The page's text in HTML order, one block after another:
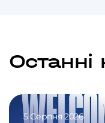
Останні
5 Серпня 2026